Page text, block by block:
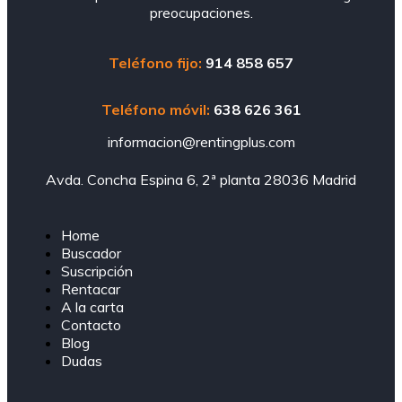
preocupaciones.
Teléfono fijo: 914 858 657
Teléfono móvil: 638 626 361
informacion@rentingplus.com
Avda. Concha Espina 6, 2ª planta 28036 Madrid
Home
Buscador
Suscripción
Rentacar
A la carta
Contacto
Blog
Dudas